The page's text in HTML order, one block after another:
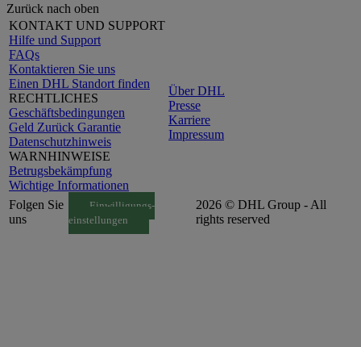
Zurück nach oben
KONTAKT UND SUPPORT
Hilfe und Support
FAQs
Kontaktieren Sie uns
Einen DHL Standort finden
RECHTLICHES
Geschäftsbedingungen
Geld Zurück Garantie
Datenschutzhinweis
WARNHINWEISE
Betrugsbekämpfung
Wichtige Informationen
Über DHL
Presse
Karriere
Impressum
Folgen Sie
uns
Einwilligungs-
einstellungen
2026 © DHL Group - All
rights reserved